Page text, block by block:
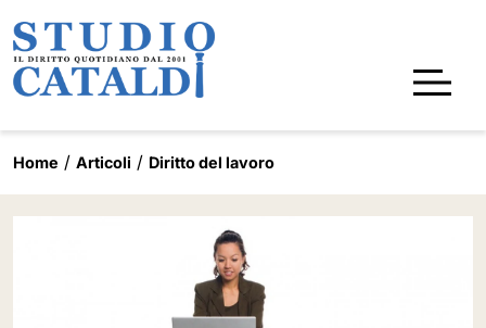
Home Articoli Diritto del lavoro